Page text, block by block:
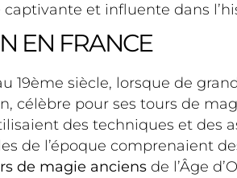
captivante et influente dans
EN FRANCE
siècle, lorsque de
célèbre pour ses tours de
des techniques et des
de l’époque comprenaient
de magie anciens de l’Âge